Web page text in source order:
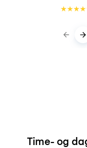
★★★★
Time- og